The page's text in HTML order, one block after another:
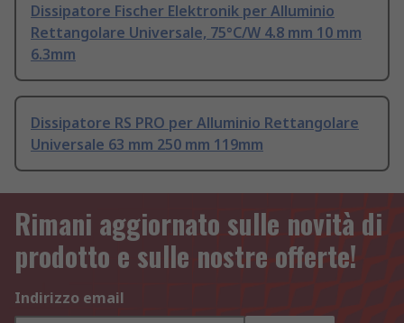
Dissipatore Fischer Elektronik per Alluminio
Rettangolare Universale, 75°C/W 4.8 mm 10 mm
6.3mm
Dissipatore RS PRO per Alluminio Rettangolare
Universale 63 mm 250 mm 119mm
Rimani aggiornato sulle novità di
prodotto e sulle nostre offerte!
Indirizzo email